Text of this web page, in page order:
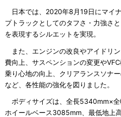
日本では、2020年8月19日にマイ
プトラックとしてのタフさ・力強さ
を表現するシルエットを実現。
また、エンジンの改良やアイドリ
費向上、サスペンションの変更や
乗り心地の向上、クリアランスソナ
など、各性能の強化を図りました。
ボディサイズは、全長5340mm×全
ホイールベース3085mm、最低地上